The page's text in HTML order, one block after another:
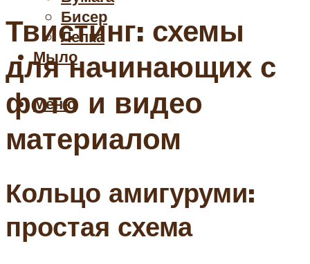
Бисер
Лепка
Мыло
Меню
Твистинг: схемы
для начинающих с
фото и видео
материалом
Кольцо амигуруми:
простая схема